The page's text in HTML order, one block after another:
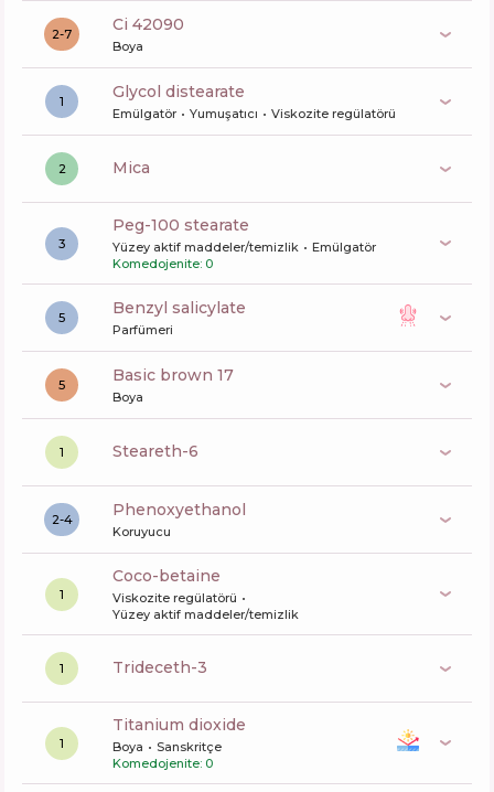
2-7 ci 42090
Boya
1 glycol distearate
Emülgatör Yumuşatıcı Viskozite regülatörü
2 mica
3
peg-100 stearate
Yüzey aktif maddeler/temizlik
Emülgatör
Komedojenite: 0
5 benzyl salicylate
Parfümeri
5 basic brown 17
Boya
1 steareth-6
2-4 phenoxyethanol
Koruyucu
1
coco-betaine
Viskozite regülatörü
Yüzey aktif maddeler/temizlik
1 trideceth-3
1
titanium dioxide
Boya
Sanskritçe
Komedojenite: 0